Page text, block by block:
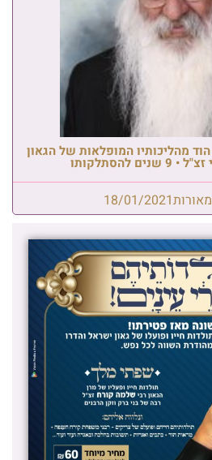
מהליכותיו המופלאות של הגאון
להסתלקותו
18/01/2021